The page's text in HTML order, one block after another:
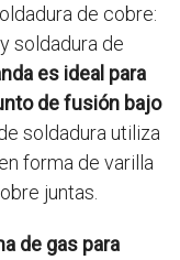
de cobre:
soldadura de
es ideal para
de fusión bajo
soldadura utiliza
forma de varilla
juntas.
de gas para